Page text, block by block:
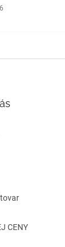
obchodu je
CENY